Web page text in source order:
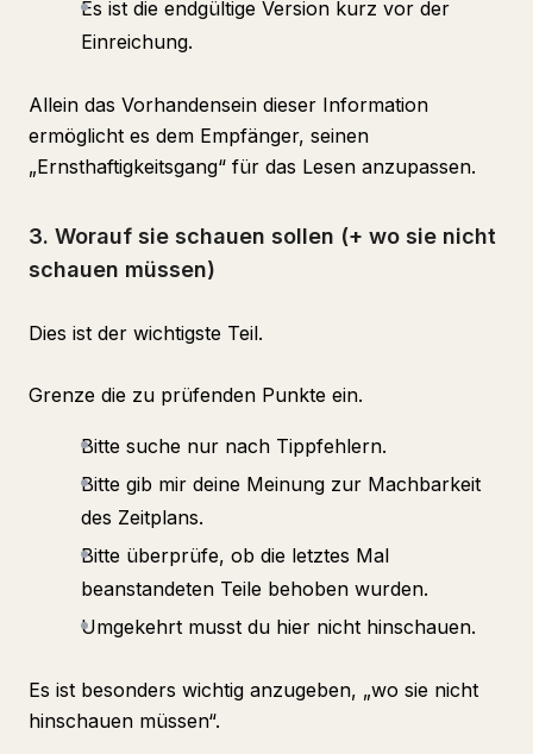
Es ist die endgültige Version kurz vor der
Einreichung.
Allein das Vorhandensein dieser Information
ermöglicht es dem Empfänger, seinen
„Ernsthaftigkeitsgang“ für das Lesen anzupassen.
3. Worauf sie schauen sollen (+ wo sie nicht
schauen müssen)
Dies ist der wichtigste Teil.
Grenze die zu prüfenden Punkte ein.
Bitte suche nur nach Tippfehlern.
Bitte gib mir deine Meinung zur Machbarkeit
des Zeitplans.
Bitte überprüfe, ob die letztes Mal
beanstandeten Teile behoben wurden.
Umgekehrt musst du hier nicht hinschauen.
Es ist besonders wichtig anzugeben, „wo sie nicht
hinschauen müssen“.